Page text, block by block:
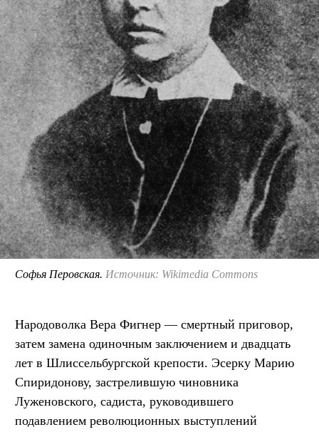
Софья Перовская. Источник: Wikimedia Commons
Народоволка Вера Фигнер — смертный приговор,
затем замена одиночным заключением и двадцать
лет в Шлиссельбургской крепости. Эсерку Марию
Спиридонову, застрелившую чиновника
Луженовского, садиста, руководившего
подавлением революционных выступлений